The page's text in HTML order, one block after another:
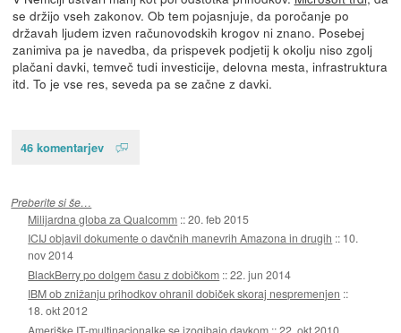
se držijo vseh zakonov. Ob tem pojasnjuje, da poročanje po
državah ljudem izven računovodskih krogov ni znano. Posebej
zanimiva pa je navedba, da prispevek podjetij k okolju niso zgolj
plačani davki, temveč tudi investicije, delovna mesta, infrastruktura
itd. To je vse res, seveda pa se začne z davki.
46 komentarjev
Preberite si še…
Milijardna globa za Qualcomm ::20. feb 2015
ICIJ objavil dokumente o davčnih manevrih Amazona in drugih :: 10.
nov 2014
BlackBerry po dolgem času z dobičkom ::22. jun 2014
IBM ob znižanju prihodkov ohranil dobiček skoraj nespremenjen ::
18. okt 2012
Ameriške IT-multinacionalke se izogibajo davkom ::22. okt 2010